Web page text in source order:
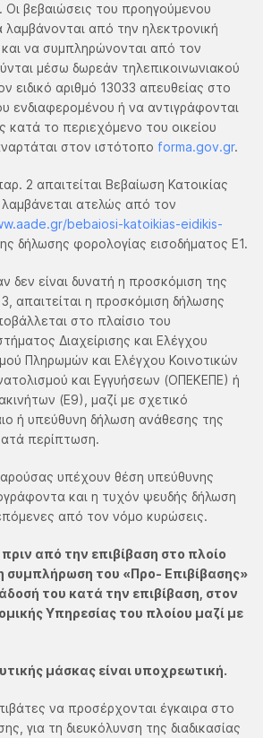
βεβαιώσεις του προηγούμενου
από την ηλεκτρονική
και να συμπληρώνονται από τον
μέσω δωρεάν τηλεπικοινωνιακού
ειδικό αριθμό 13033 απευθείας στο
ενδιαφερομένου ή να αντιγράφονται
κατά το περιεχόμενο του οικείου
στον ιστότοπο forma.gov.gr.
2 απαιτείται Βεβαίωση Κατοικίας
λαμβάνεται ατελώς από τον
bebaiosi-katoikias-eidikis-
δήλωσης φορολογίας εισοδήματος Ε1.
δεν είναι δυνατή η προσκόμιση της
απαιτείται η προσκόμιση δήλωσης
στο πλαίσιο του
Διαχείρισης και Ελέγχου
Πληρωμών και Ελέγχου Κοινοτικών
και Εγγυήσεων (ΟΠΕΚΕΠΕ) ή
(Ε9), μαζί με σχετικό
ή υπεύθυνη δήλωση ανάθεσης της
περίπτωση.
υπέχουν θέση υπεύθυνης
και η τυχόν ψευδής δήλωση
από τον νόμο κυρώσεις.
από την επιβίβαση στο πλοίο
συμπλήρωση του «Προ- Επιβίβασης»
του κατά την επιβίβαση, στον
Υπηρεσίας του πλοίου μαζί με
μάσκας είναι υποχρεωτική.
να προσέρχονται έγκαιρα στο
για τη διευκόλυνση της διαδικασίας